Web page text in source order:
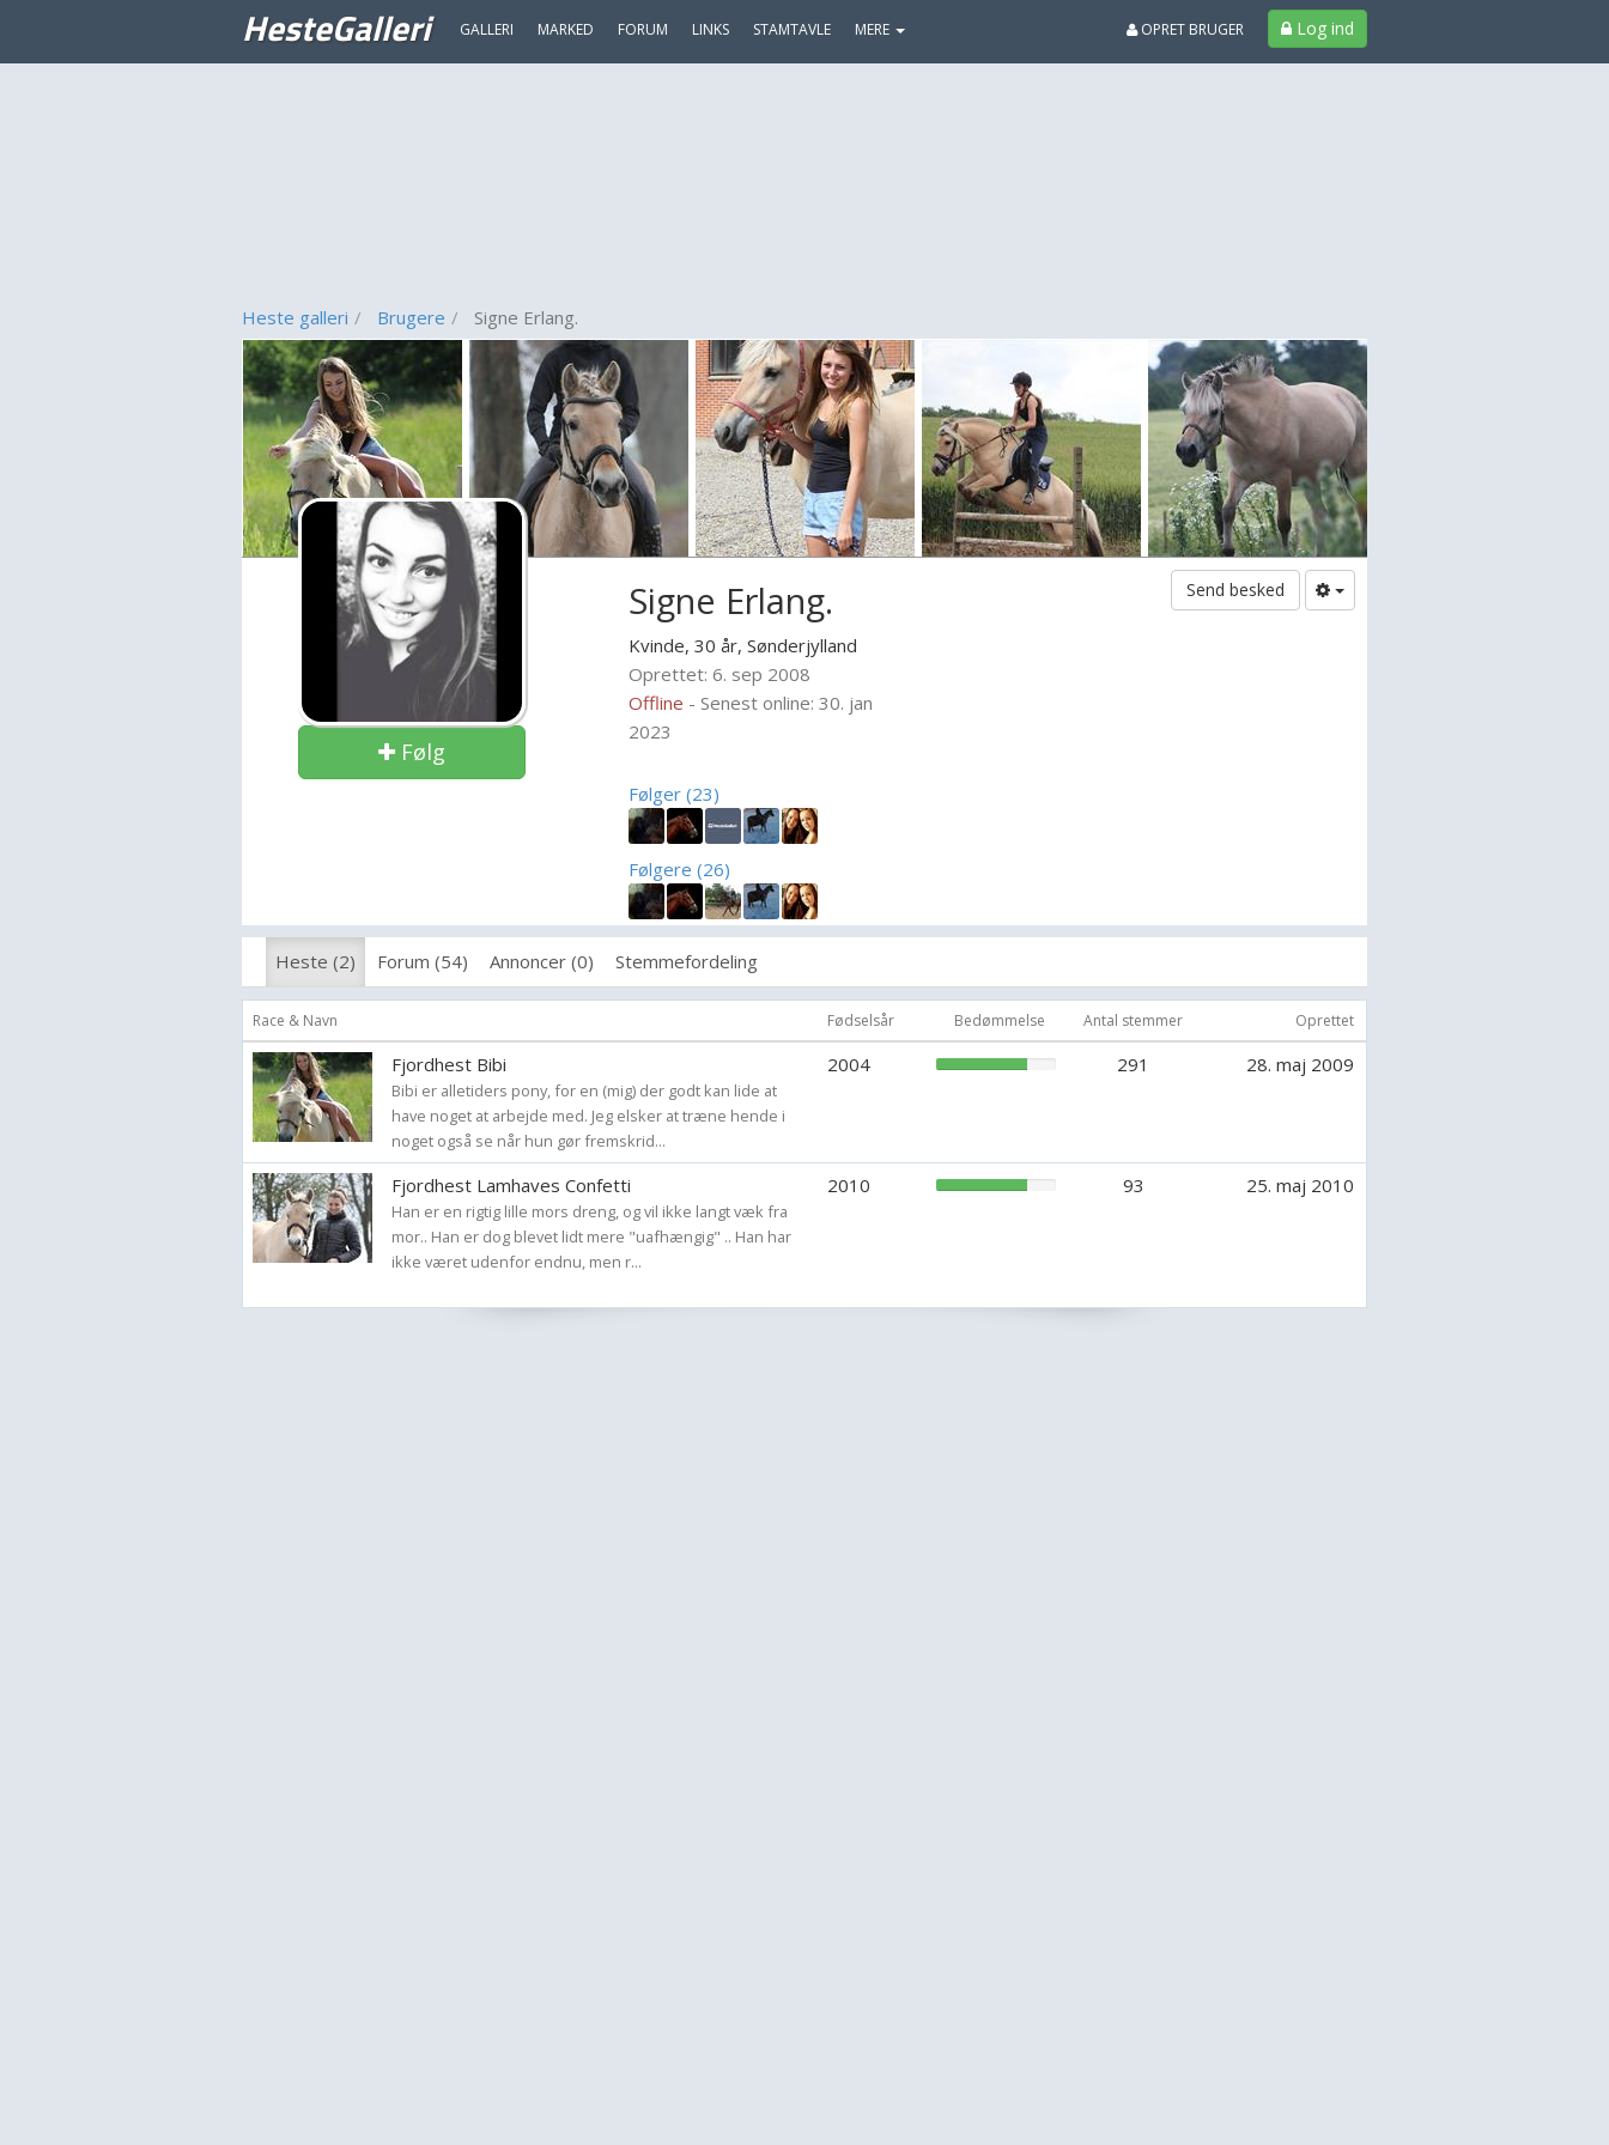
HesteGalleri GALLERI MARKED FORUM LINKS STAMTAVLE MERE Log ind
OPRET BRUGER
Heste galleri Brugere Signe Erlang.
Følg
Signe Erlang.
Kvinde, 30 år,Sønderjylland
Oprettet: 6. sep 2008
Offline - Senest online: 30. jan
2023
Følger (23)
Følgere (26)
Send besked
Heste (2) Forum (54) Annoncer (0) Stemmefordeling
Race & Navn Fødselsår Bedømmelse Antal stemmer Oprettet
Fjordhest Bibi
Bibi er alletiders pony, for en (mig) der godt kan lide at
have noget at arbejde med. Jeg elsker at træne hende i
noget også se når hun gør fremskrid...
2004 291 28. maj 2009
Fjordhest Lamhaves Confetti
Han er en rigtig lille mors dreng, og vil ikke langt væk fra
mor.. Han er dog blevet lidt mere "uafhængig" .. Han har
ikke været udenfor endnu, men r...
2010 93 25. maj 2010